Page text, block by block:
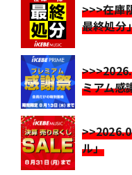
>>>在庫
最終処分
ミアム感
ル」